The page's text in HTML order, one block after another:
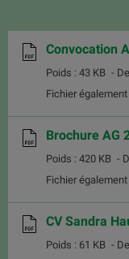
Convocation
Poids : 43 KB -
Fichier
Brochure AG
Poids : 420 KB -
Fichier
CV Sandra
Poids : 61 KB -